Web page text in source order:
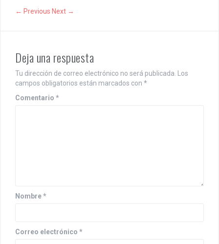
← Previous Next →
Deja una respuesta
Tu dirección de correo electrónico no será publicada. Los
campos obligatorios están marcados con *
Comentario *
Nombre*
Correo electrónico *